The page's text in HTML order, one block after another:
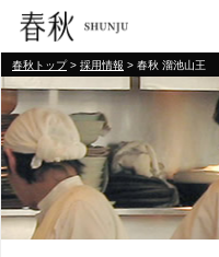
春秋トップ> 採用情報 > 春秋 溜池山王